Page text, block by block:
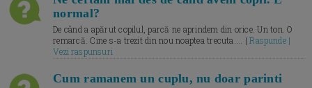
normal?
De când a apărut copilul, parcă ne aprindem din orice. Un ton. O
remarcă. Cine s-a trezit din nou noaptea trecuta.... |Raspunde |
Vezi raspunsuri
Cum ramanem un cuplu, nu doar parinti